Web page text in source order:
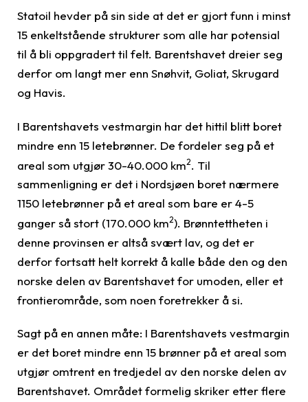
Statoil hevder på sin side at det er gjort funn i minst
15 enkeltstående strukturer som alle har potensial
til å bli oppgradert til felt. Barentshavet dreier seg
derfor om langt mer enn Snøhvit, Goliat, Skrugard
og Havis.
I Barentshavets vestmargin har det hittil blitt boret
mindre enn 15 letebrønner. De fordeler seg på et
areal som utgjør 30-40.000 km2. Til
sammenligning er det i Nordsjøen boret nærmere
1150 letebrønner på et areal som bare er 4-5
ganger så stort (170.000 km2). Brønntettheten i
denne provinsen er altså svært lav, og det er
derfor fortsatt helt korrekt å kalle både den og den
norske delen av Barentshavet for umoden, eller et
frontierområde, som noen foretrekker å si.
Sagt på en annen måte: I Barentshavets vestmargin
er det boret mindre enn 15 brønner på et areal som
utgjør omtrent en tredjedel av den norske delen av
Barentshavet. Området formelig skriker etter flere